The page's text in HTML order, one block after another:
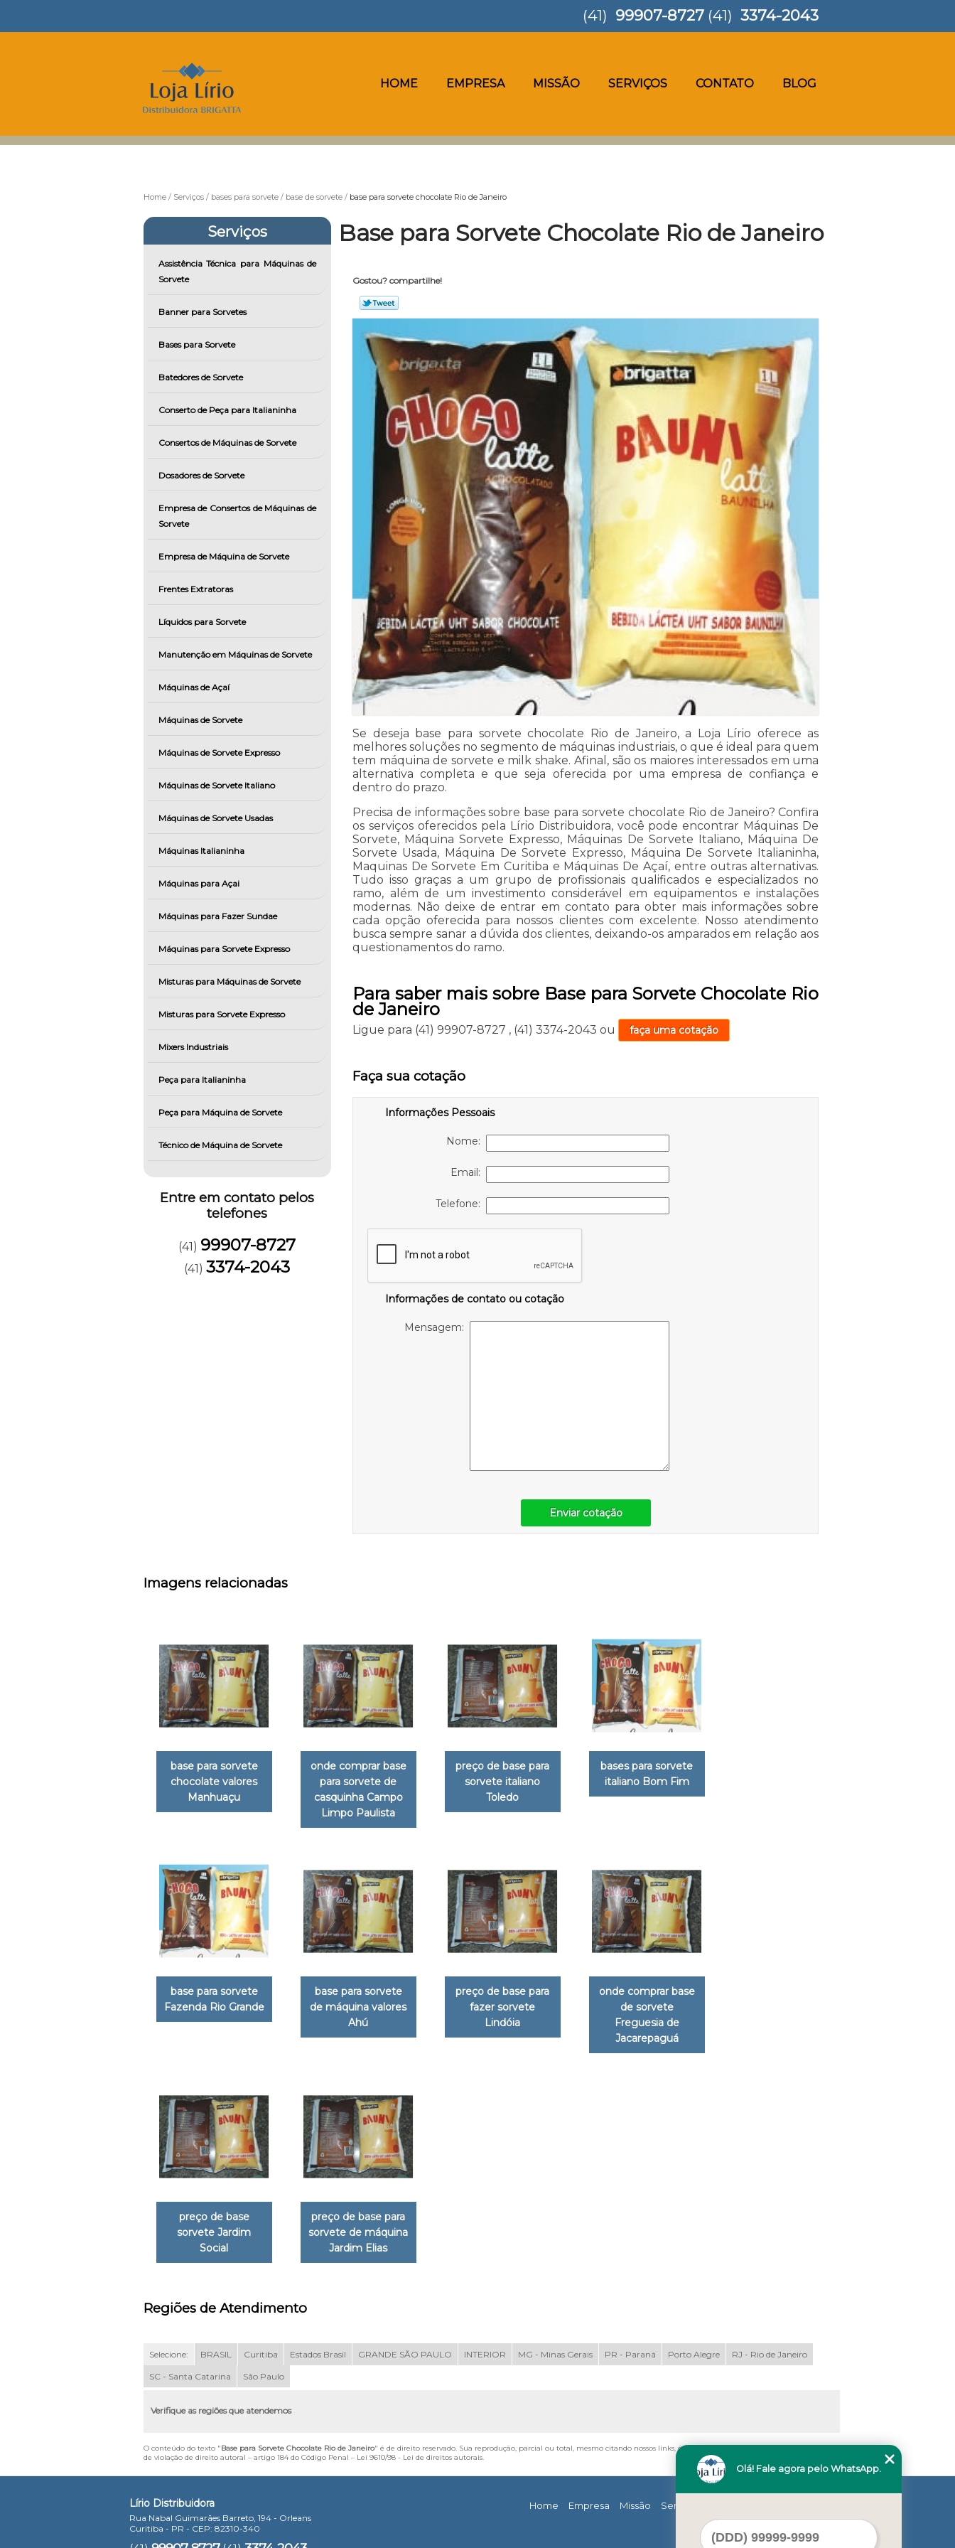
HOME EMPRESA MISSÃO SERVIÇOS CONTATO BLOG
(41) 99907-8727 (41) 3374-2043
Home Serviços bases para sorvete base de sorvete base para sorvete chocolate Rio de Janeiro
Serviços
Assistência Técnica para Máquinas de
Sorvete
Banner para Sorvetes
Bases para Sorvete
Batedores de Sorvete
Conserto de Peça para Italianinha
Consertos de Máquinas de Sorvete
Dosadores de Sorvete
Empresa de Consertos de Máquinas de
Sorvete
Empresa de Máquina de Sorvete
Frentes Extratoras
Líquidos para Sorvete
Manutenção em Máquinas de Sorvete
Máquinas de Açaí
Máquinas de Sorvete
Máquinas de Sorvete Expresso
Máquinas de Sorvete Italiano
Máquinas de Sorvete Usadas
Máquinas Italianinha
Máquinas para Açai
Máquinas para Fazer Sundae
Máquinas para Sorvete Expresso
Misturas para Máquinas de Sorvete
Misturas para Sorvete Expresso
Mixers Industriais
Peça para Italianinha
Peça para Máquina de Sorvete
Técnico de Máquina de Sorvete
Entre em contato pelos
telefones
(41) 99907-8727
(41)3374-2043
Base para Sorvete Chocolate Rio de Janeiro
Gostou? compartilhe!
Se deseja base para sorvete chocolate Rio de Janeiro, a Loja Lírio oferece as
melhores soluções no segmento de máquinas industriais, o que é ideal para quem
tem máquina de sorvete e milk shake. Afinal, são os maiores interessados em uma
alternativa completa e que seja oferecida por uma empresa de confiança e
dentro do prazo.
Precisa de informações sobre base para sorvete chocolate Rio de Janeiro? Confira
os serviços oferecidos pela Lírio Distribuidora, você pode encontrar Máquinas De
Sorvete, Máquina Sorvete Expresso, Máquinas De Sorvete Italiano, Máquina De
Sorvete Usada, Máquina De Sorvete Expresso, Máquina De Sorvete Italianinha,
Maquinas De Sorvete Em Curitiba e Máquinas De Açaí, entre outras alternativas.
Tudo isso graças a um grupo de profissionais qualificados e especializados no
ramo, além de um investimento considerável em equipamentos e instalações
modernas. Não deixe de entrar em contato para obter mais informações sobre
cada opção oferecida para nossos clientes com excelente. Nosso atendimento
busca sempre sanar a dúvida dos clientes, deixando-os amparados em relação aos
questionamentos do ramo.
Para saber mais sobre Base para Sorvete Chocolate Rio
de Janeiro
Ligue para (41) 99907-8727 , (41) 3374-2043 ou faça uma cotação
Faça sua cotação
Informações Pessoais
Nome:
Email:
Telefone:
Informações de contato ou cotação
Mensagem:
Enviar cotação
Imagens relacionadas
base para sorvete
chocolate valores
Manhuaçu
onde comprar base
para sorvete de
casquinha Campo
Limpo Paulista
preço de base para
sorvete italiano
Toledo
bases para sorvete
italiano Bom Fim
base para sorvete
Fazenda Rio Grande
base para sorvete
de máquina valores
Ahú
preço de base para
fazer sorvete
Lindóia
onde comprar base
de sorvete
Freguesia de
Jacarepaguá
preço de base
sorvete Jardim
Social
preço de base para
sorvete de máquina
Jardim Elias
Regiões de Atendimento
Selecione: BRASIL Curitiba Estados Brasil GRANDE SÃO PAULO INTERIOR MG - Minas Gerais PR - Paraná Porto Alegre RJ - Rio de Janeiro
SC - Santa Catarina São Paulo
Verifique as regiões que atendemos
O conteúdo do texto "Base para Sorvete Chocolate Rio de Janeiro" é de direito reservado. Sua reprodução, parcial ou total, mesmo citando nossos links, é proibida sem a autorização do autor. Crime
de violação de direito autoral – artigo 184 do Código Penal – Lei 9610/98 - Lei de direitos autorais.
Lírio Distribuidora
Rua Nabal Guimarães Barreto, 194 - Orleans
Curitiba - PR - CEP: 82310-340
Home Empresa Missão Serviços
Olá! Fale agora pelo WhatsApp.